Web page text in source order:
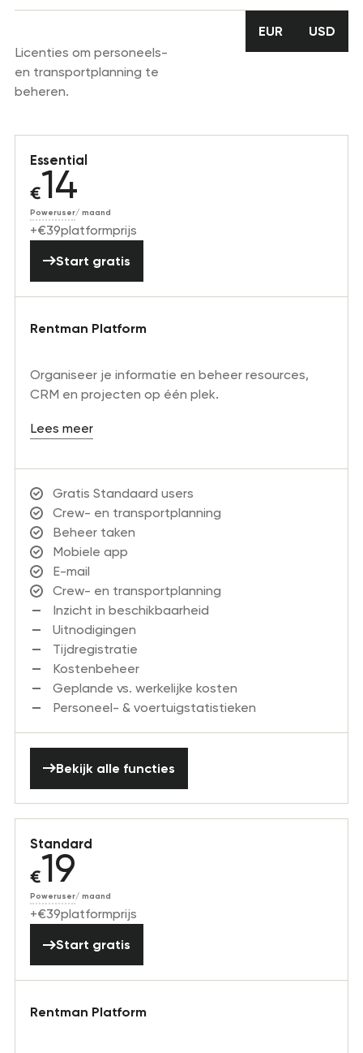
Licenties om personeels-
en transportplanning te
beheren.
EUR
EUR USD
USD
Essential
€14
Poweruser/ maand
+€39platformprijs
Start gratis
Rentman Platform
Organiseer je informatie en beheer resources,
CRM en projecten op één plek.
Lees meer
Gratis Standaard users
Crew- en transportplanning
Beheer taken
Mobiele app
E-mail
Crew- en transportplanning
Inzicht in beschikbaarheid
Uitnodigingen
Tijdregistratie
Kostenbeheer
Geplande vs. werkelijke kosten
Personeel- & voertuigstatistieken
Bekijk alle functies
Bekijk alle functies
Standard
€19
Poweruser/ maand
+€39platformprijs
Start gratis
Rentman Platform